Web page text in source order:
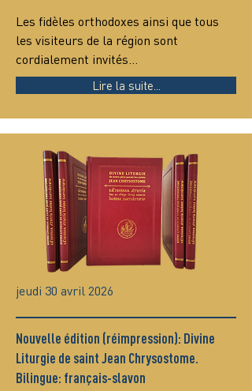
Les fidèles orthodoxes ainsi que tous
les visiteurs de la région sont
cordialement invités…
Lire la suite...
jeudi 30 avril 2026
Nouvelle édition (réimpression): Divine
Liturgie de saint Jean Chrysostome.
Bilingue: français-slavon